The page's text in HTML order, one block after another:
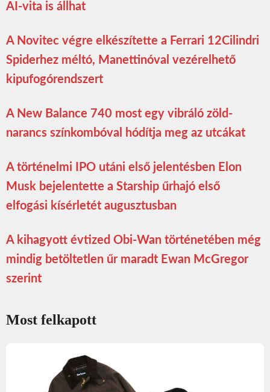
AI-vita is állhat
A Novitec végre elkészítette a Ferrari 12Cilindri
Spiderhez méltó, Manettinóval vezérelhető
kipufogórendszert
A New Balance 740 most egy vibráló zöld-
narancs színkombóval hódítja meg az utcákat
A történelmi IPO utáni első jelentésben Elon
Musk bejelentette a Starship űrhajó első
elfogási kísérletét augusztusban
A kihagyott évtized Obi-Wan történetében még
mindig betöltetlen űr maradt Ewan McGregor
szerint
Most felkapott